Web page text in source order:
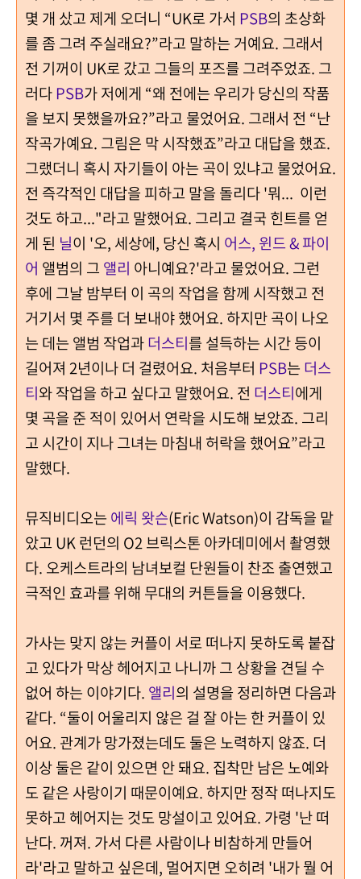
몇 개 샀고 제게 오더니 “UK로 가서 PSB의 초상화
를 좀 그려 주실래요?”라고 말하는 거예요. 그래서
전 기꺼이 UK로 갔고 그들의 포즈를 그려주었죠. 그
러다PSB가 저에게 “왜 전에는 우리가 당신의 작품
을 보지 못했을까요?”라고 물었어요. 그래서 전 “난
작곡가예요. 그림은 막 시작했죠”라고 대답을 했죠.
그랬더니 혹시 자기들이 아는 곡이 있냐고 물었어요.
전 즉각적인 대답을 피하고 말을 돌리다 '뭐... 이런
것도 하고..."라고 말했어요. 그리고 결국 힌트를 얻
게 된 닐이 '오, 세상에, 당신 혹시 어스, 윈드 & 파이
어 앨범의 그 앨리 아니예요?'라고 물었어요. 그런
후에 그날 밤부터 이 곡의 작업을 함께 시작했고 전
거기서 몇 주를 더 보내야 했어요. 하지만 곡이 나오
는 데는 앨범 작업과더스티를 설득하는 시간 등이
길어져 2년이나 더 걸렸어요. 처음부터 PSB는 더스
티와 작업을 하고 싶다고 말했어요. 전 더스티에게
몇 곡을 준 적이 있어서 연락을 시도해 보았죠. 그리
고 시간이 지나 그녀는 마침내 허락을 했어요”라고
말했다.
뮤직비디오는 에릭 왓슨(Eric Watson)이 감독을 맡
았고 UK 런던의 O2 브릭스톤 아카데미에서 촬영했
다. 오케스트라의 남녀보컬 단원들이 찬조 출연했고
극적인 효과를 위해 무대의 커튼들을 이용했다.
가사는 맞지 않는 커플이 서로 떠나지 못하도록 붙잡
고 있다가 막상 헤어지고 나니까 그 상황을 견딜 수
없어 하는 이야기다. 앨리의 설명을 정리하면 다음과
같다. “둘이 어울리지 않은 걸 잘 아는 한 커플이 있
어요. 관계가 망가졌는데도 둘은 노력하지 않죠. 더
이상 둘은 같이 있으면 안 돼요. 집착만 남은 노예와
도 같은 사랑이기 때문이예요. 하지만 정작 떠나지도
못하고 헤어지는 것도 망설이고 있어요. 가령 '난 떠
난다. 꺼져. 가서 다른 사람이나 비참하게 만들어
라'라고 말하고 싶은데, 멀어지면 오히려 '내가 뭘 어